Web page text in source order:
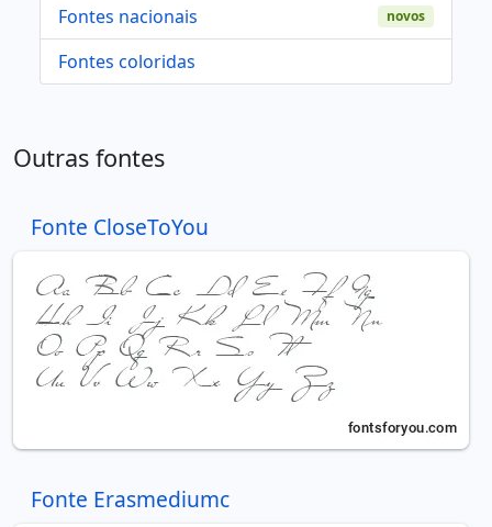
Fontes nacionais
novos
Fontes coloridas
Outras fontes
Fonte CloseToYou
Fonte Erasmediumc